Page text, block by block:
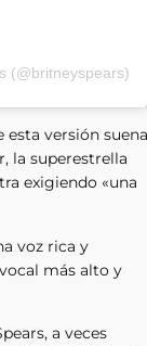
(@britneyspears)
esta versión suena
la superestrella
exigiendo «una
voz rica y
más alto y
a veces